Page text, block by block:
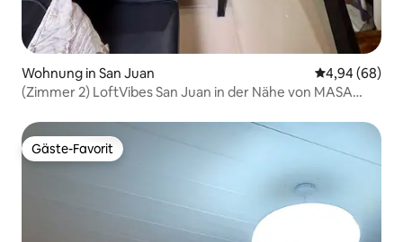
Wohnung in San Juan
4,94 (68)
(Zimmer 2) LoftVibes San Juan in der Nähe von MASA
Gäste-Favorit
Gäste-Favorit